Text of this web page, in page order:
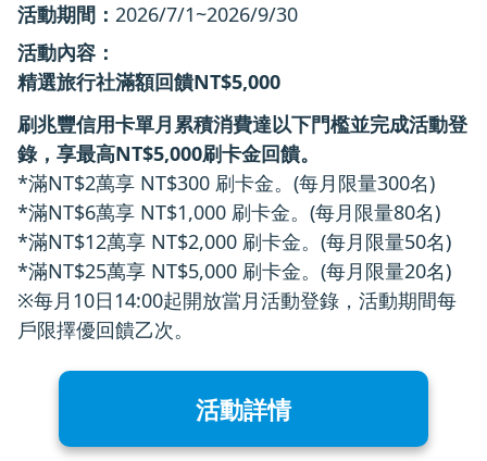
活動期間： 2026/7/1~2026/9/30
活動內容：
精選旅行社滿額回饋NT$5,000
刷兆豐信用卡單月累積消費達以下門檻並完成活動登
錄，享最高NT$5,000刷卡金回饋。
*滿NT$2萬享 NT$300 刷卡金。(每月限量300名)
*滿NT$6萬享 NT$1,000 刷卡金。(每月限量80名)
*滿NT$12萬享 NT$2,000 刷卡金。(每月限量50名)
*滿NT$25萬享 NT$5,000 刷卡金。(每月限量20名)
※每月10日14:00起開放當月活動登錄，活動期間每
戶限擇優回饋乙次。
活動詳情